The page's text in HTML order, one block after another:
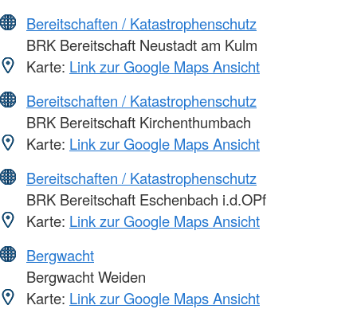
Bereitschaften / Katastrophenschutz
BRK Bereitschaft Neustadt am Kulm
Karte: Link zur Google Maps Ansicht
Bereitschaften / Katastrophenschutz
BRK Bereitschaft Kirchenthumbach
Karte: Link zur Google Maps Ansicht
Bereitschaften / Katastrophenschutz
BRK Bereitschaft Eschenbach i.d.OPf
Karte: Link zur Google Maps Ansicht
Bergwacht
Bergwacht Weiden
Karte: Link zur Google Maps Ansicht